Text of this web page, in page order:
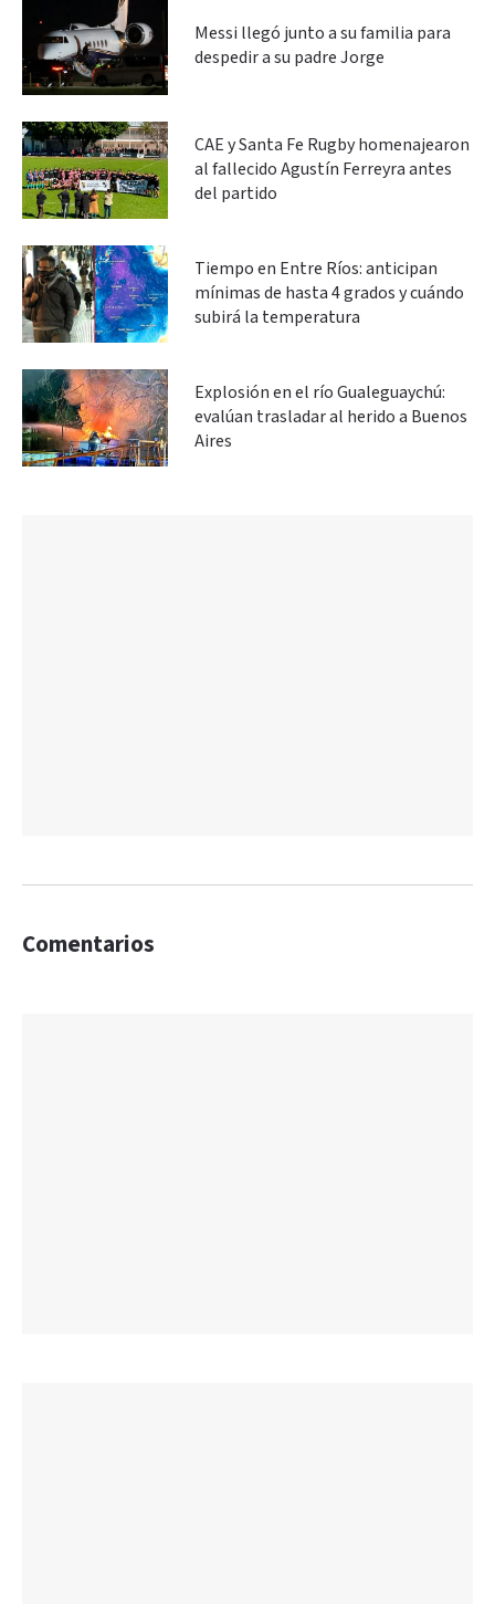
Messi llegó junto a su familia para
despedir a su padre Jorge
CAE y Santa Fe Rugby homenajearon
al fallecido Agustín Ferreyra antes
del partido
Tiempo en Entre Ríos: anticipan
mínimas de hasta 4 grados y cuándo
subirá la temperatura
Explosión en el río Gualeguaychú:
evalúan trasladar al herido a Buenos
Aires
Comentarios